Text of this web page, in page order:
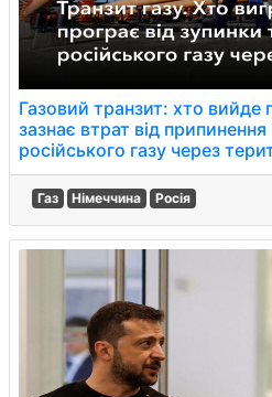
Газовий транзит: хто
зазнає втрат від
російського газу через
Газ Німеччина Росія